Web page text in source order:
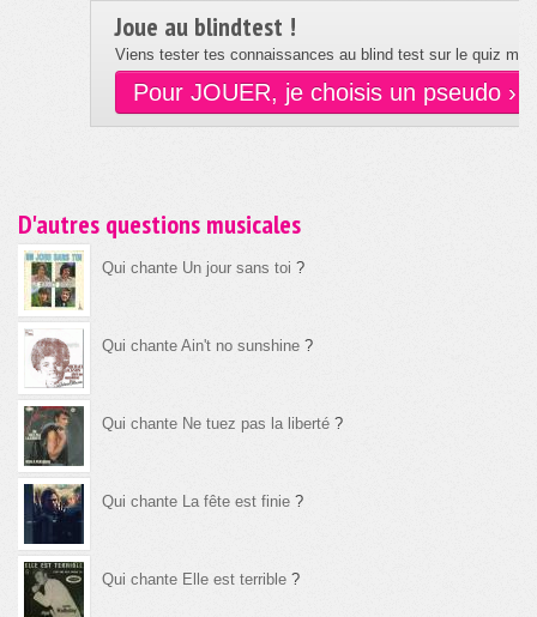
Joue au blindtest !
Viens tester tes connaissances au blind test sur le quiz
Pour JOUER, je choisis un pseudo ›
D'autres questions musicales
Qui chante Un jour sans toi ?
Qui chante Ain't no sunshine ?
Qui chante Ne tuez pas la liberté ?
Qui chante La fête est finie ?
Qui chante Elle est terrible ?